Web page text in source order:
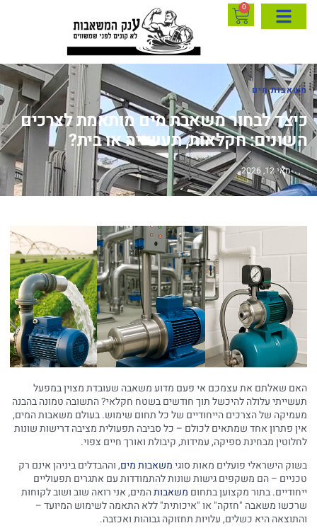
0
משאבות מים
כיצד לבחור משאבת מים מותאמת לצרכים
השונים: חקלאות, תעשייה או בית?
מאי 12, 2026
האם שאלתם את עצמכם אי פעם מדוע משאבה שעובדת מצוין במפעל
תעשייתי עלולה להיכשל תוך חודשים בשטח חקלאי? התשובה טמונה בהבנה
מעמיקה של הצרכים הייחודיים של כל תחום שימוש. בעולם משאבות המים,
אין פתרון אחד שמתאים לכולם – כל סביבה תפעולית מציבה דרישות שונות
לחלוטין מבחינת ספיקה, עמידות, קיבולת ואורך חיים צפוי.
בשוק הישראלי פועלים מאות סוגימשאבות מים, וההבדלים ביניהן אינם רק
טכניים – הם משקפים גישות שונות להתמודדות עם אתגרים תפעוליים
ייחודיים. בתור מקצוען בתחום משאבותהמים, אני רואה שוב ושוב לקוחות
שרכשו משאבה "חזקה" או "איכותית" ללא התאמה לשימוש המיועד –
והתוצאה היא כשלים, עלויות תחזוקה גבוהות ואכזבה.